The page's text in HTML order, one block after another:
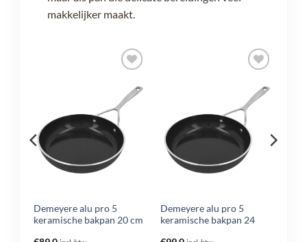
makkelijker maakt.
verlanglijst
Demeyere alu pro 5
keramische bakpan 20 cm
verlanglijst
Demeyere alu pro 5
keramische bakpan 24